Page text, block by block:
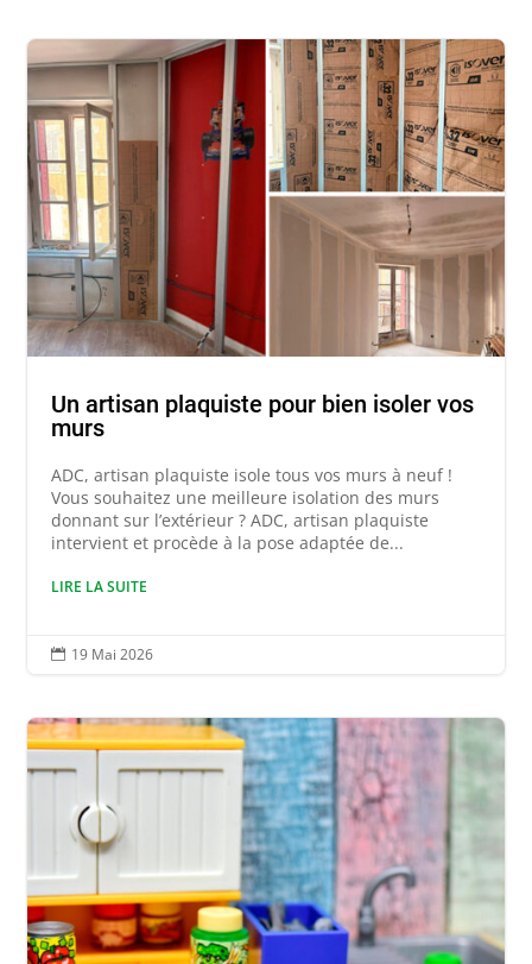
Un artisan plaquiste pour bien isoler vos
murs
ADC, artisan plaquiste isole tous vos murs à neuf !
Vous souhaitez une meilleure isolation des murs
donnant sur l’extérieur ? ADC, artisan plaquiste
intervient et procède à la pose adaptée de...
LIRE LA SUITE
 19 Mai 2026